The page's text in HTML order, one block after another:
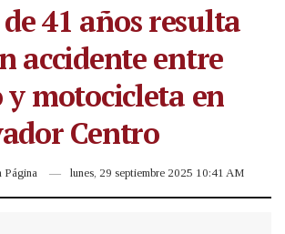
41 años resulta
accidente entre
motocicleta en
Centro
Página lunes, 29 septiembre 2025 10:41 AM